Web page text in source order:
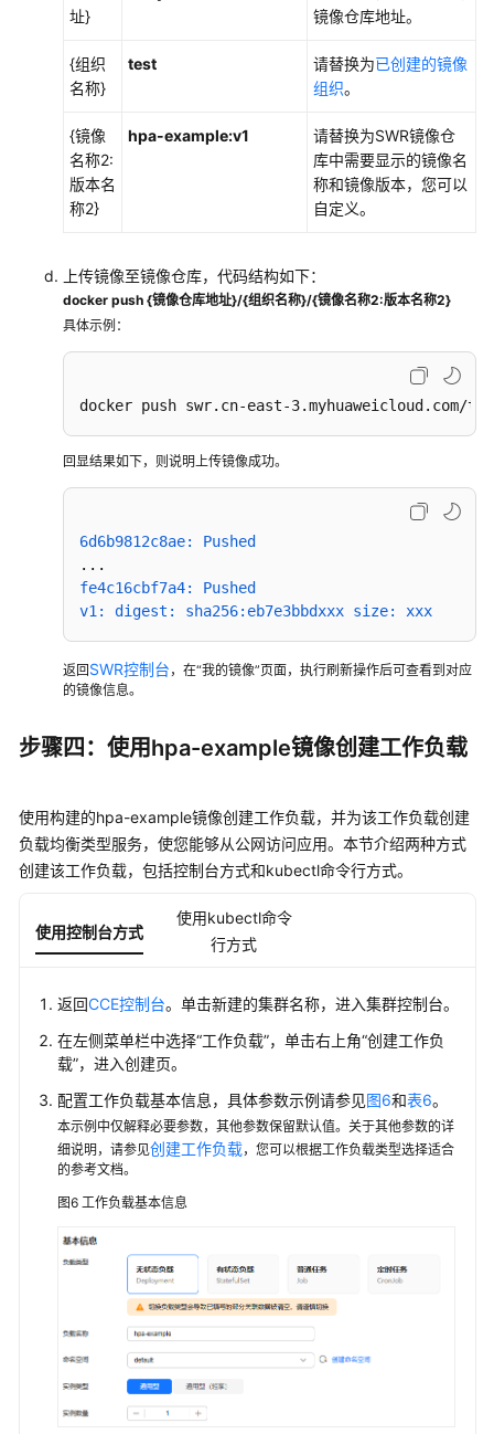
址}
镜像仓库地址。
{组织
名称}
test 请替换为已创建的镜像
组织。
{镜像
名称2:
版本名
称2}
hpa-example:v1
请替换为SWR镜像仓
库中需要显示的镜像名
称和镜像版本，您可以
自定义。
上传镜像至镜像仓库，代码结构如下：
docker push {镜像仓库地址}/{组织名称}/{镜像名称2:版本名称2}
具体示例：
docker push swr.cn-east-3.myhuaweicloud.com/
回显结果如下，则说明上传镜像成功。
6d6b9812c8ae: Pushed
fe4c16cbf7a4: Pushed
v1: digest: sha256:eb7e3bbdxxx size: xxx
返回 SWR控制台 ，在“我的镜像”页面，执行刷新操作后可查看到对应
的镜像信息。
步骤四：使用hpa-example镜像创建工作负载
使用构建的hpa-example镜像创建工作负载，并为该工作负载创建
负载均衡类型服务，使您能够从公网访问应用。本节介绍两种方式
创建该工作负载，包括控制台方式和kubectl命令行方式。
使用控制台方式
使用kubectl命令
行方式
返回CCE控制台。单击新建的集群名称，进入集群控制台。
在左侧菜单栏中选择“工作负载”，单击右上角“创建工作负
载”，进入创建页。
配置工作负载基本信息，具体参数示例请参见图6和表6。
本示例中仅解释必要参数，其他参数保留默认值。关于其他参数的详
细说明，请参见创建工作负载，您可以根据工作负载类型选择适合
的参考文档。
图6 工作负载基本信息